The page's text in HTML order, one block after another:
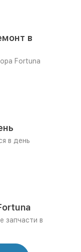
в
Fortuna
в день
запчасти в